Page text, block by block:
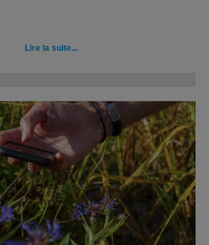
Lire la suite...